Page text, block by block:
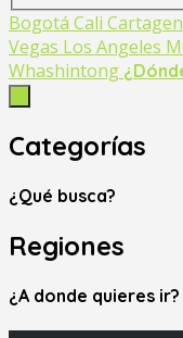
Bogotá Cali
Vegas Los Angeles
Whashintong
Categorías
¿Qué busca?
Regiones
¿A donde quieres ir?